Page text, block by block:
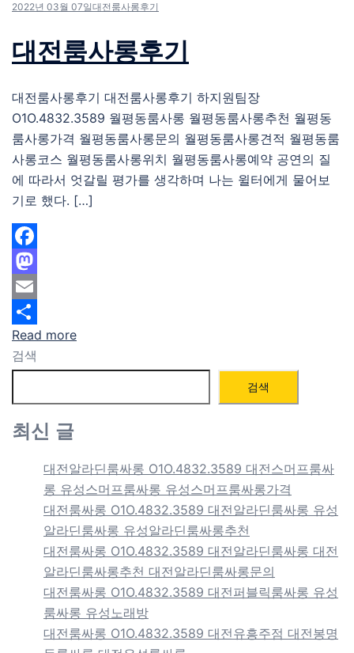
2022년 03월 07일대전룸사롱후기
대전룸사롱후기
대전룸사롱후기 대전룸사롱후기 하지원팀장
O1O.4832.3589 월평동룸사롱 월평동룸사롱추천 월평동
룸사롱가격 월평동룸사롱문의 월평동룸사롱견적 월평동룸
사롱코스 월평동룸사롱위치 월평동룸사롱예약 공연의 질
에 따라서 엇갈릴 평가를 생각하며 나는 윌터에게 물어보
기로 했다. […]
Facebook
Mastodon
Email
Share
Read more
검색
검색
최신 글
대전알라딘룸싸롱 O1O.4832.3589 대전스머프룸싸
롱 유성스머프룸싸롱 유성스머프룸싸롱가격
대전룸싸롱 O1O.4832.3589 대전알라딘룸싸롱 유성
알라딘룸싸롱 유성알라딘룸싸롱추천
대전룸싸롱 O1O.4832.3589 대전알라딘룸싸롱 대전
알라딘룸싸롱추천 대전알라딘룸싸롱문의
대전룸싸롱 O1O.4832.3589 대전퍼블릭룸싸롱 유성
룸싸롱 유성노래방
대전룸싸롱 O1O.4832.3589 대전유흥주점 대전봉명